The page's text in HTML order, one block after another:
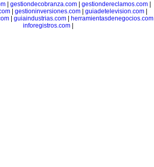
| gestiondecobranza.com| gestiondereclamos.com|
| gestioninversiones.com| guiadetelevision.com|
guiaindustrias.com herramientasdenegocios.com
inforegistros.com|